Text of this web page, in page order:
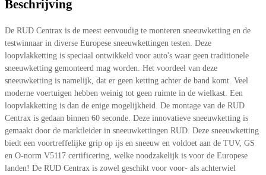
Beschrijving
De RUD Centrax is de meest eenvoudig te monteren sneeuwketting en de
testwinnaar in diverse Europese sneeuwkettingen testen. Deze
loopvlakketting is speciaal ontwikkeld voor auto's waar geen traditionele
sneeuwketting gemonteerd mag worden. Het voordeel van deze
sneeuwketting is namelijk, dat er geen ketting achter de band komt. Veel
moderne voertuigen hebben weinig tot geen ruimte in de wielkast. Een
loopvlakketting is dan de enige mogelijkheid. De montage van de RUD
Centrax is gedaan binnen 60 seconde. Deze innovatieve sneeuwketting is
gemaakt door de marktleider in sneeuwkettingen RUD. Deze sneeuwketting
biedt een voortreffelijke grip op ijs en sneeuw en voldoet aan de TUV, GS
en O-norm V5117 certificering, welke noodzakelijk is voor de Europese
landen! De RUD Centrax is zowel geschikt voor voor- als achterwiel